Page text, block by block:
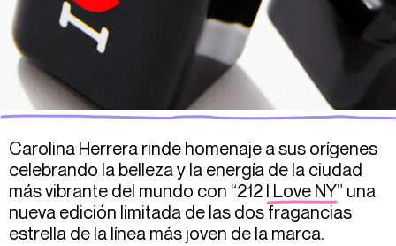
Carolina Herrera rinde homenaje a sus orígenes
celebrando la belleza y la energía de la ciudad
más vibrante del mundo con “212 I Love NY” una
nueva edición limitada de las dos fragancias
estrella de la línea más joven de la marca.